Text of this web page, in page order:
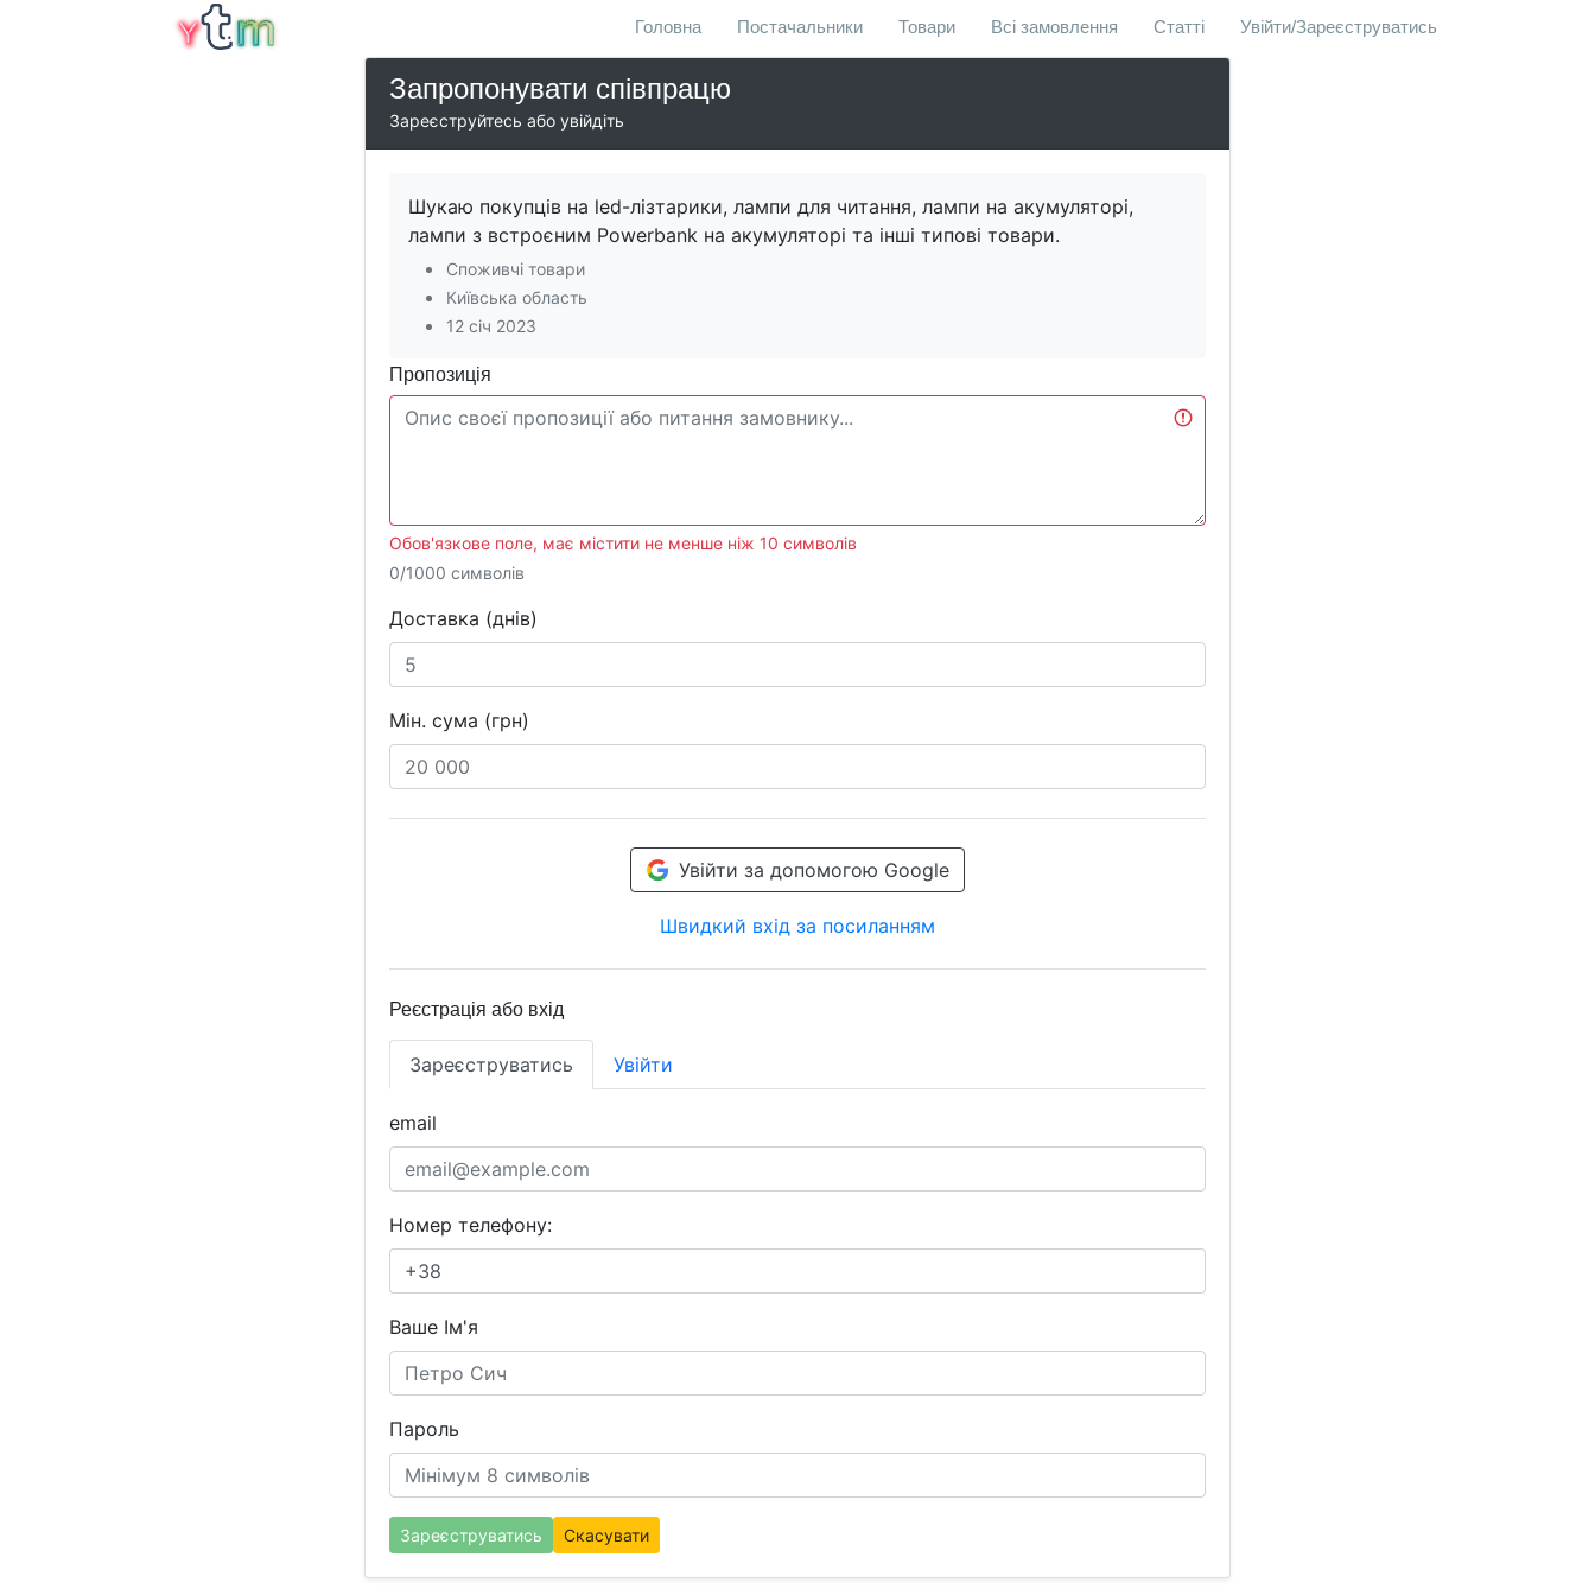
Головна Постачальники Товари Всі замовлення Статті Увійти/Зареєструватись
Запропонувати співпрацю
Зареєструйтесь або увійдіть
Шукаю покупців на led-лізтарики, лампи для читання, лампи на акумуляторі,
лампи з встроєним Powerbank на акумуляторі та інші типові товари.
Споживчі товари
Київська область
12 січ 2023
Пропозиція
Обов'язкове поле, має містити не менше ніж 10 символів
0/1000 символів
Доставка (днів)
Мін. сума (грн)
Увійти за допомогою Google
Швидкий вхід за посиланням
Реєстрація або вхід
Зареєструватись Увійти
email
Номер телефону:
Ваше Ім'я
Пароль
Зареєструватись Скасувати